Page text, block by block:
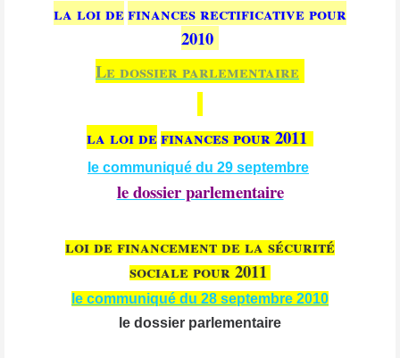
la loi definances rectificative pour
2010
Le dossier parlementaire
la loi definances pour 2011
le communiqué du 29 septembre
le dossier parlementaire
loi de financement de la sécurité
sociale pour 2011
le communiqué du 28 septembre 2010
le dossier parlementaire